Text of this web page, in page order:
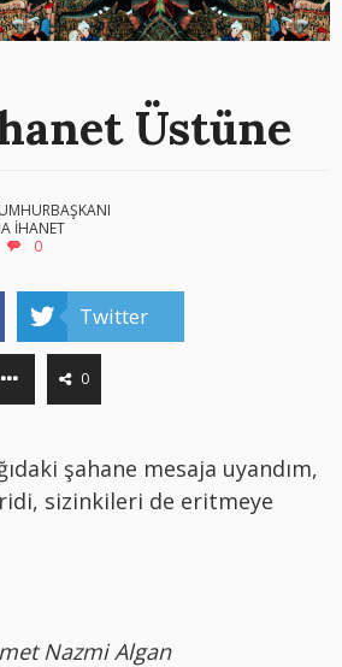
Üstüne
İHANET
0
Twitter
0
şahane mesaja uyandım,
sizinkileri de eritmeye
Nazmi Algan